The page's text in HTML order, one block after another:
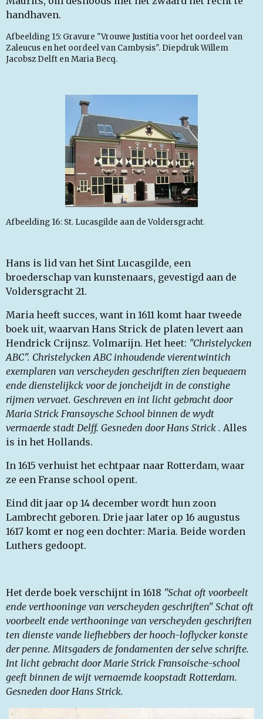
handhaven.
Afbeelding 15: Gravure "Vrouwe Justitia voor het oordeel van
Zaleucus en het oordeel van Cambysis". Diepdruk Willem
Jacobsz Delft en Maria Becq.
Afbeelding 16: St. Lucasgilde aan de Voldersgracht.
Hans is lid van het Sint Lucasgilde, een
broederschap van kunstenaars, gevestigd aan de
Voldersgracht 21.
Maria heeft succes, want in 1611 komt haar tweede
boek uit, waarvan Hans Strick de platen levert aan
Hendrick Crijnsz. Volmarijn. Het heet: "Christelycken
ABC". Christelycken ABC inhoudende vierentwintich
exemplaren van verscheyden geschriften zien bequeaem
ende dienstelijkck voor de joncheijdt in de constighe
rijmen vervaet. Geschreven en int licht gebracht door
Maria Strick Fransoysche School binnen de wydt
vermaerde stadt Delff. Gesneden door Hans Strick . Alles
is in het Hollands.
In 1615 verhuist het echtpaar naar Rotterdam, waar
ze een Franse school opent.
Eind dit jaar op 14 december wordt hun zoon
Lambrecht geboren. Drie jaar later op 16 augustus
1617 komt er nog een dochter: Maria. Beide worden
Luthers gedoopt.
Het derde boek verschijnt in 1618 "Schat oft voorbeelt
ende verthooninge van verscheyden geschriften" Schat oft
voorbeelt ende verthooninge van verscheyden geschriften
ten dienste vande liefhebbers der hooch-loflycker konste
der penne. Mitsgaders de fondamenten der selve schrifte.
Int licht gebracht door Marie Strick Fransoische-school
geeft binnen de wijt vernaemde koopstadt Rotterdam.
Gesneden door Hans Strick.